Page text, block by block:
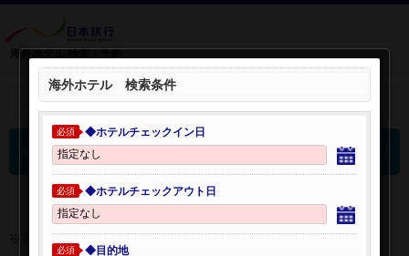
海外ホテル 検索・予約
検索条件を開く：
海外ホテル 検索結果
※表示金額はオンライン予約時の金額です。
海外ホテル 検索条件
必須 ◆ホテルチェックイン日
必須 ◆ホテルチェックアウト日
必須 ◆目的地